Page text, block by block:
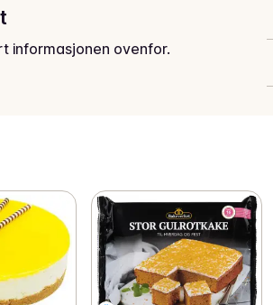
informasjonen ovenfor.